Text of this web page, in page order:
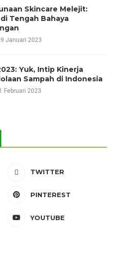
Skincare Melejit:
Tengah Bahaya
Januari 2023
Yuk, Intip Kinerja
Sampah di Indonesia
Februari 2023
TWITTER
PINTEREST
YOUTUBE